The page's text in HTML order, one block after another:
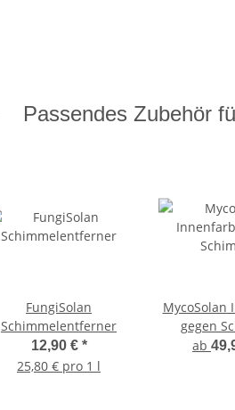
Passendes Zubehör
FungiSolan
Schimmelentferner
12,90 € *
25,80 € pro 1 l
MycoSolan
gegen
ab